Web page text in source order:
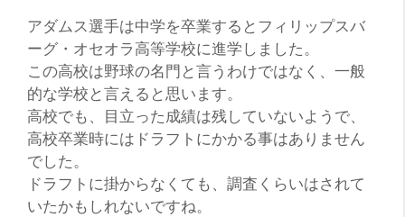
アダムス選手は中学を卒業するとフィリップスバ
ーグ・オセオラ高等学校に進学しました。
この高校は野球の名門と言うわけではなく、一般
的な学校と言えると思います。
高校でも、目立った成績は残していないようで、
高校卒業時にはドラフトにかかる事はありません
でした。
ドラフトに掛からなくても、調査くらいはされて
いたかもしれないですね。